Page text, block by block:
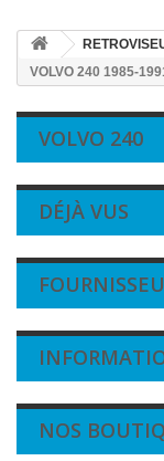
VOLVO 240 1985-
VOLVO 240
DÉJÀ VUS
NOS